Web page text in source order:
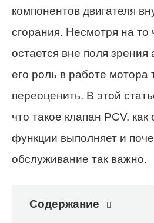
компонентов двигателя
сгорания. Несмотря на то
остается вне поля зрения
его роль в работе мотора
переоценить. В этой
что такое клапан PCV, как
функции выполняет и
обслуживание так важно.
Содержание